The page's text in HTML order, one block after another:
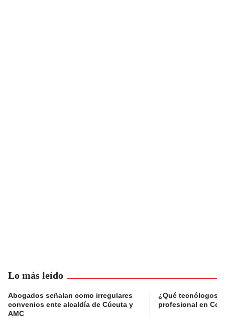
Lo más leído
Abogados señalan como irregulares
convenios ente alcaldía de Cúcuta y
AMC
¿Qué tecnólogos
profesional en